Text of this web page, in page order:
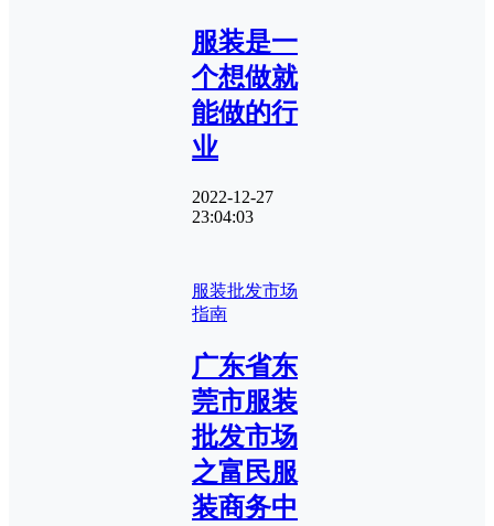
服装是一
个想做就
能做的行
业
2022-12-27
23:04:03
服装批发市场
指南
广东省东
莞市服装
批发市场
之富民服
装商务中